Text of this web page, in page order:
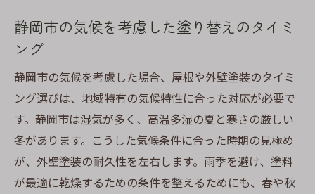
静岡市の気候を考慮した塗り替えのタイミ
ング
静岡市の気候を考慮した場合、屋根や外壁塗装のタイミ
ング選びは、地域特有の気候特性に合った対応が必要で
す。静岡市は湿気が多く、高温多湿の夏と寒さの厳しい
冬があります。こうした気候条件に合った時期の見極め
が、外壁塗装の耐久性を左右します。雨季を避け、塗料
が最適に乾燥するための条件を整えるためにも、春や秋